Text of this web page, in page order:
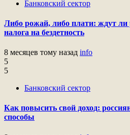
Банковский сектор
Либо рожай, либо плати: ждут ли
налога на бездетность
8 месяцев тому назад info
5
5
Банковский сектор
Как повысить свой доход:
способы